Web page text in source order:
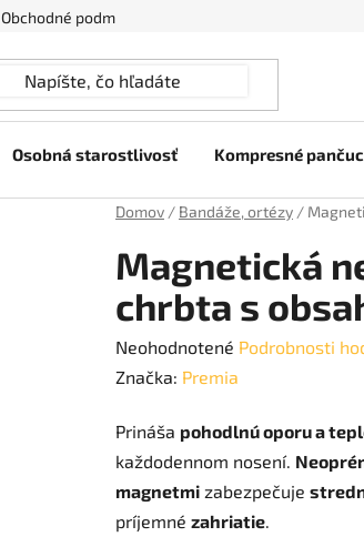
Obchodné podmienky
Osobná starostlivosť Kompresné
Domov / Bandáže, ortézy /
Magnetická
chrbta s
Priemerné
hodnotenie
je
0,0
z
5
Neohodnotené Podrobnosti
Značka: Premia
Prináša pohodlnú oporu a
každodennom nosení.
magnetmi zabezpečuje
príjemné zahriatie.